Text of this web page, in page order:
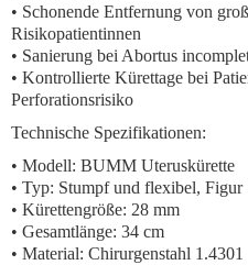
• Schonende Entfernung von
Risikopatientinnen
• Sanierung bei Abortus
• Kontrollierte Kürettage bei
Perforationsrisiko
Technische Spezifikationen:
• Modell: BUMM Uteruskürette
• Typ: Stumpf und flexibel, Figur
• Kürettengröße: 28 mm
• Gesamtlänge: 34 cm
• Material: Chirurgenstahl 1.4301